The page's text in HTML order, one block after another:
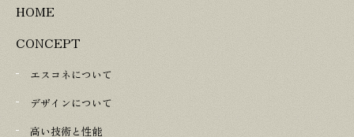
HOME
CONCEPT
エスコネについて
デザインについて
高い技術と性能